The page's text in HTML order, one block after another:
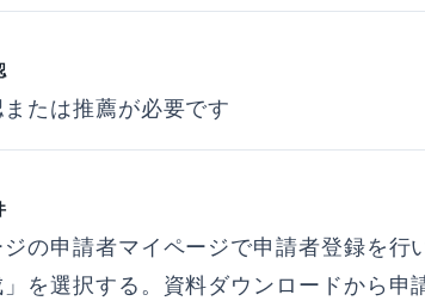
たは推薦が必要です
の申請者マイページで申請者登録を行
」を選択する。資料ダウンロードから申